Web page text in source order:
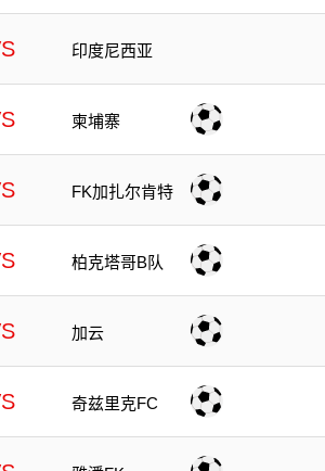
印度尼西亚
柬埔寨
FK加扎尔肯特
柏克塔哥B队
加云
奇兹里克FC